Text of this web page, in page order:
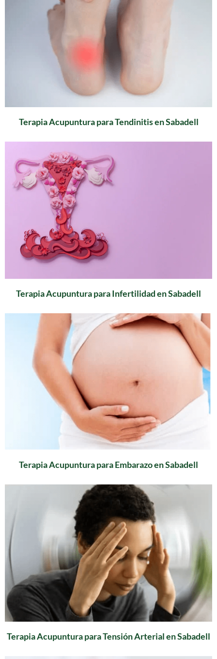
Terapia Acupuntura para Tendinitis en Sabadell
Terapia Acupuntura para Infertilidad en Sabadell
Terapia Acupuntura para Embarazo en Sabadell
Terapia Acupuntura para Tensión Arterial en Sabadell